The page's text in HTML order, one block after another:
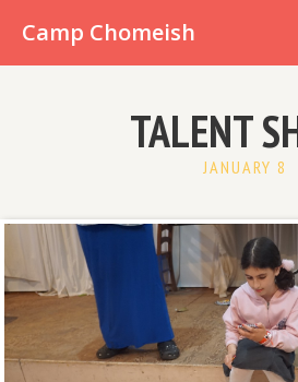
Camp Chomeish
TALENT
JANUARY 8